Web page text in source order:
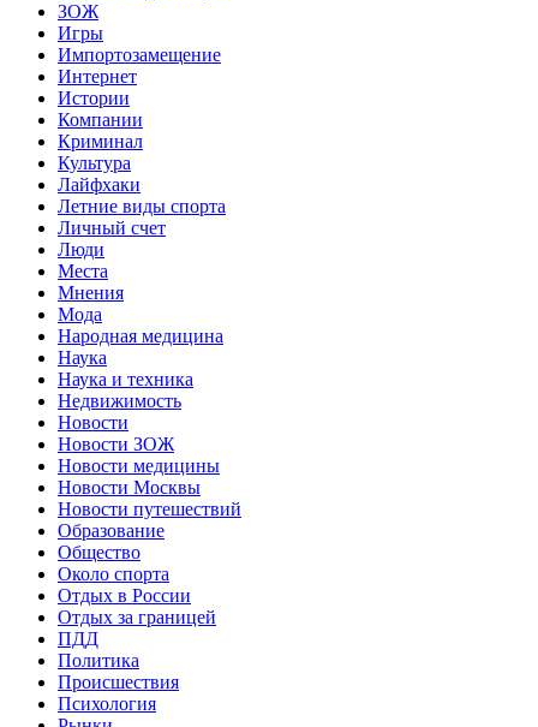
ЗОЖ
Игры
Импортозамещение
Интернет
Истории
Компании
Криминал
Культура
Лайфхаки
Летние виды спорта
Личный счет
Люди
Места
Мнения
Мода
Народная медицина
Наука
Наука и техника
Недвижимость
Новости
Новости ЗОЖ
Новости медицины
Новости Москвы
Новости путешествий
Образование
Общество
Около спорта
Отдых в России
Отдых за границей
ПДД
Политика
Происшествия
Психология